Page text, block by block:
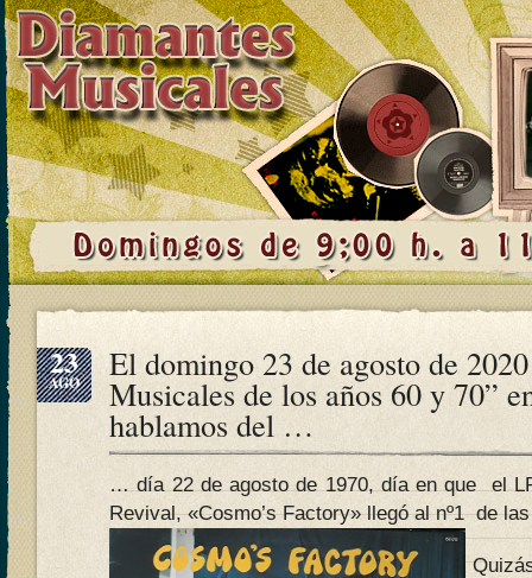
23
AGO El domingo 23 de agosto de
Musicales de los años 60 y 70”
hablamos del …
… día 22 de agosto de 1970, día en que el
Revival, «Cosmo’s Factory» llegó al nº1 de